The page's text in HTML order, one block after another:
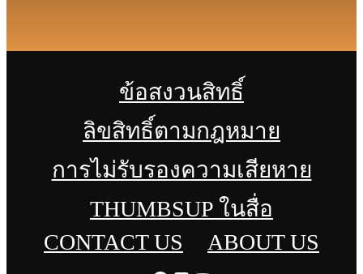
ข้อสงวนสิทธิ์
ลิขสิทธิ์ตามกฎหมาย
การไม่รับรองความเสียหาย
THUMBSUP ในสื่อ
CONTACT US
ABOUT US